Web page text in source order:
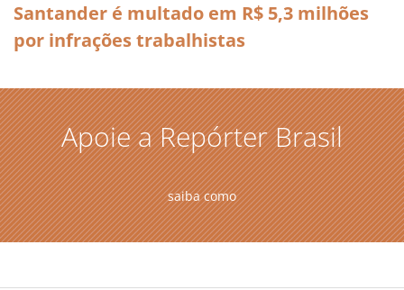
Santander é multado em R$ 5,3 milhões
por infrações trabalhistas
Apoie a Repórter Brasil
saiba como